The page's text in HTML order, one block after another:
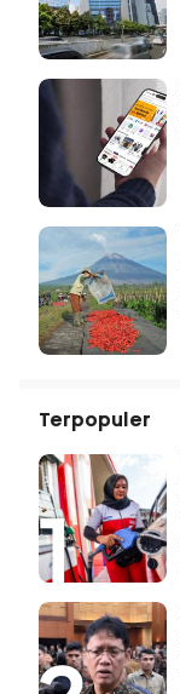
Terpopuler